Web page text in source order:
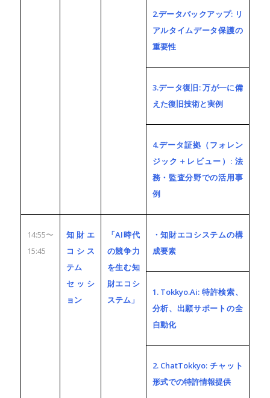
2.データバックアップ: リ
アルタイムデータ保護の
重要性
3.データ復旧: 万が一に備
えた復旧技術と実例
4.データ証拠（フォレン
ジック＋レビュー）: 法
務・監査分野での活用事
例
14:55〜
15:45
知財エ
コシス
テム
セッシ
ョン
「AI時代
の競争力
を生む知
財エコシ
ステム」
・知財エコシステムの構
成要素
1. Tokkyo.Ai: 特許検索、
分析、出願サポートの全
自動化
2. ChatTokkyo: チャット
形式での特許情報提供